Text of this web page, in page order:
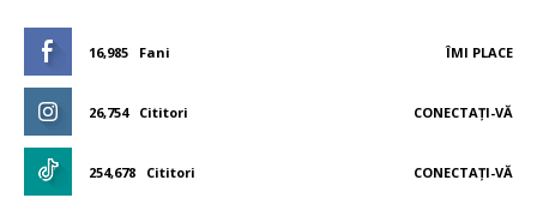
16,985 Fani ÎMI PLACE
26,754 Cititori CONECTAȚI-VĂ
254,678 Cititori CONECTAȚI-VĂ